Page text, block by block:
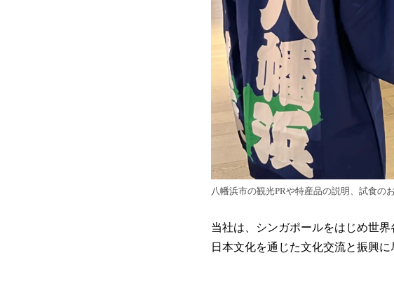
八幡浜市の観光PRや特産品の説明、試食の
当社は、シンガポールをはじめ世
日本文化を通じた文化交流と振興に